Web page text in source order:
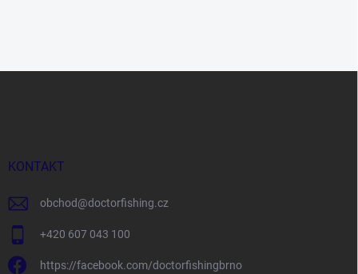
KONTAKT
obchod@doctorfishing.cz
+420 607 043 100
https://facebook.com/doctorfishingbrno